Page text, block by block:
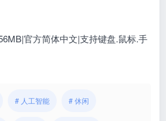
官方简体中文|支持键盘.鼠标.手
# 人工智能 # 休闲